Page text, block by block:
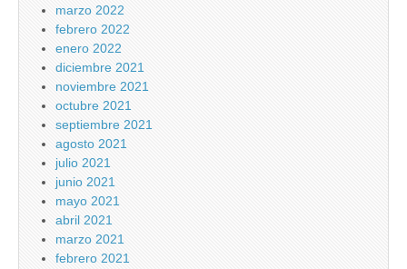
marzo 2022
febrero 2022
enero 2022
diciembre 2021
noviembre 2021
octubre 2021
septiembre 2021
agosto 2021
julio 2021
junio 2021
mayo 2021
abril 2021
marzo 2021
febrero 2021